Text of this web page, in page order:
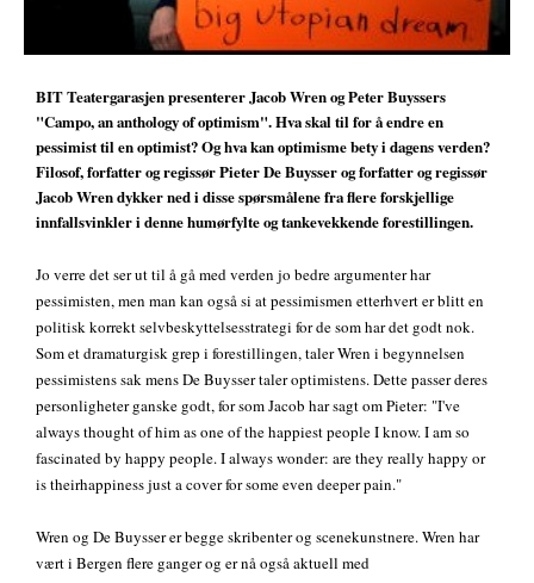
BIT Teatergarasjen presenterer Jacob Wren og Peter Buyssers
"Campo, an anthology of optimism". Hva skal til for å endre en
pessimist til en optimist? Og hva kan optimisme bety i dagens verden?
Filosof, forfatter og regissør Pieter De Buysser og forfatter og regissør
Jacob Wren dykker ned i disse spørsmålene fra flere forskjellige
innfallsvinkler i denne humørfylte og tankevekkende forestillingen.
Jo verre det ser ut til å gå med verden jo bedre argumenter har
pessimisten, men man kan også si at pessimismen etterhvert er blitt en
politisk korrekt selvbeskyttelsesstrategi for de som har det godt nok.
Som et dramaturgisk grep i forestillingen, taler Wren i begynnelsen
pessimistens sak mens De Buysser taler optimistens. Dette passer deres
personligheter ganske godt, for som Jacob har sagt om Pieter: "I've
always thought of him as one of the happiest people I know. I am so
fascinated by happy people. I always wonder: are they really happy or
is theirhappiness just a cover for some even deeper pain."
Wren og De Buysser er begge skribenter og scenekunstnere. Wren har
vært i Bergen flere ganger og er nå også aktuell med